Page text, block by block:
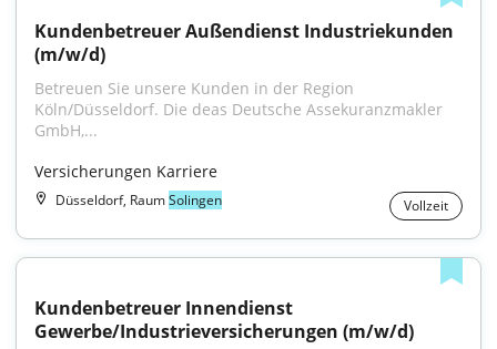
Kundenbetreuer Außendienst Industriekunden
(m/w/d)
Betreuen Sie unsere Kunden in der Region
Köln/Düsseldorf. Die deas Deutsche Assekuranzmakler
GmbH,...
Versicherungen Karriere
Düsseldorf, RaumSolingen Vollzeit
Kundenbetreuer Innendienst
Gewerbe/Industrieversicherungen (m/w/d)